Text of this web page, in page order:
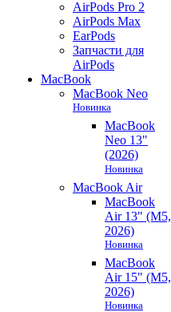
AirPods Pro 2
AirPods Max
EarPods
Запчасти для
AirPods
MacBook
MacBook Neo
Новинка
MacBook
Neo 13"
(2026)
Новинка
MacBook Air
MacBook
Air 13" (M5,
2026)
Новинка
MacBook
Air 15" (M5,
2026)
Новинка